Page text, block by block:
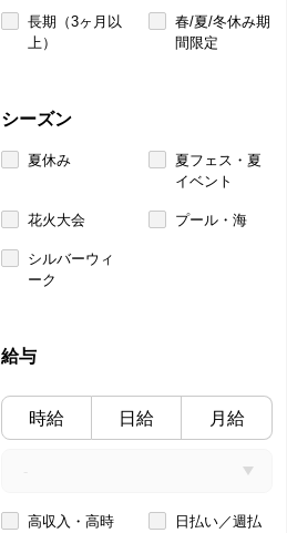
長期（3ヶ月以
上）
春/夏/冬休み期
間限定
シーズン
夏休み
夏フェス・夏
イベント
花火大会 プール・海
シルバーウィ
ーク
給与
時給 日給 月給
高収入・高時
日払い／週払